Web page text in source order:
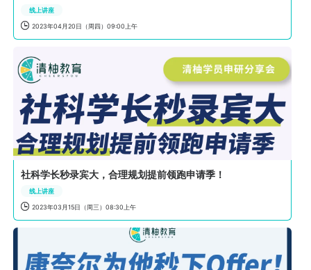
线上讲座
 2023年04月20日（周四）09:00上午
社科学长秒录宾大，合理规划提前领跑申请季！
线上讲座
 2023年03月15日（周三）08:30上午